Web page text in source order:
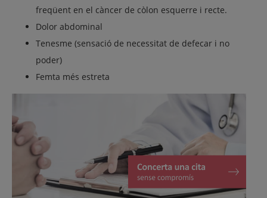
freqüent en el càncer de còlon esquerre i recte.
Dolor abdominal
Tenesme (sensació de necessitat de defecar i no
poder)
Femta més estreta